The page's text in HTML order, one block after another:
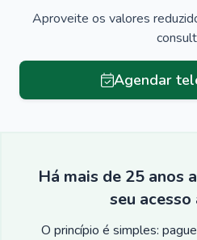
Aproveite os valores
Agendar
Há mais de 25 anos
seu acesso
O princípio é simples: